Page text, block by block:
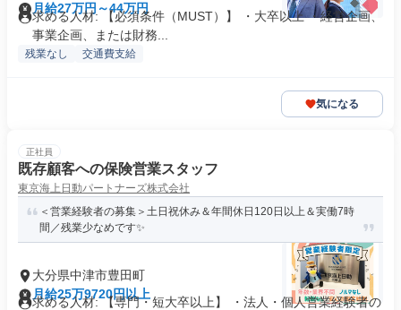
月給27万円～44万円
求める人材: 【必須条件（MUST）】 ・大卒以上 ・経営企画、
事業企画、または財務...
残業なし 交通費支給
気になる
正社員
既存顧客への保険営業スタッフ
東京海上日動パートナーズ株式会社
＜営業経験者の募集＞土日祝休み＆年間休日120日以上＆実働7時
間／残業少なめです✨
大分県中津市豊田町
月給25万9720円以上
求める人材: 【専門・短大卒以上】 ・法人・個人営業経験者の